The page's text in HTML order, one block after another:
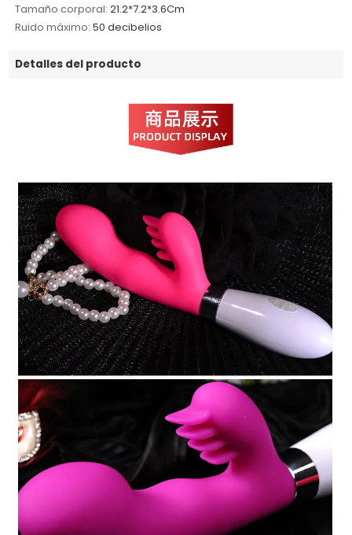
Tamaño corporal: 21.2*7.2*3.6Cm
Ruido máximo: 50 decibelios
Detalles del producto